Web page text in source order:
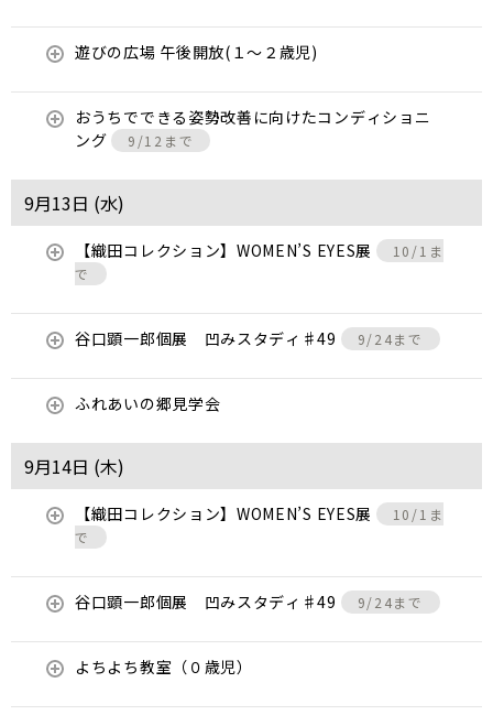
遊びの広場 午後開放(１～２歳児)
おうちでできる姿勢改善に向けたコンディショニ
ング
9/12まで
9月13日 (水)
【織田コレクション】WOMEN’S EYES展
10/1ま
で
谷口顕一郎個展 凹みスタディ♯49 9/24まで
ふれあいの郷見学会
9月14日 (木)
【織田コレクション】WOMEN’S EYES展
10/1ま
で
谷口顕一郎個展 凹みスタディ♯49 9/24まで
よちよち教室（０歳児）